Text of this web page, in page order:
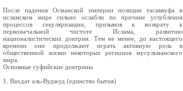
После падения Османской империи позиции тасаввуфа в
исламском мире сильно ослабли по причине углубления
процессов секуляризации, призывов к возврату к
первоначальной чистоте Ислама, развитию
националистических доктрин. Тем не менее, до настоящего
времени они продолжают играть активную роль в
общественной жизни некоторых регионов мусульманского
мира.
Основные суфийские доктрины
1. Вахдат аль-Вуджуд (единство бытия)